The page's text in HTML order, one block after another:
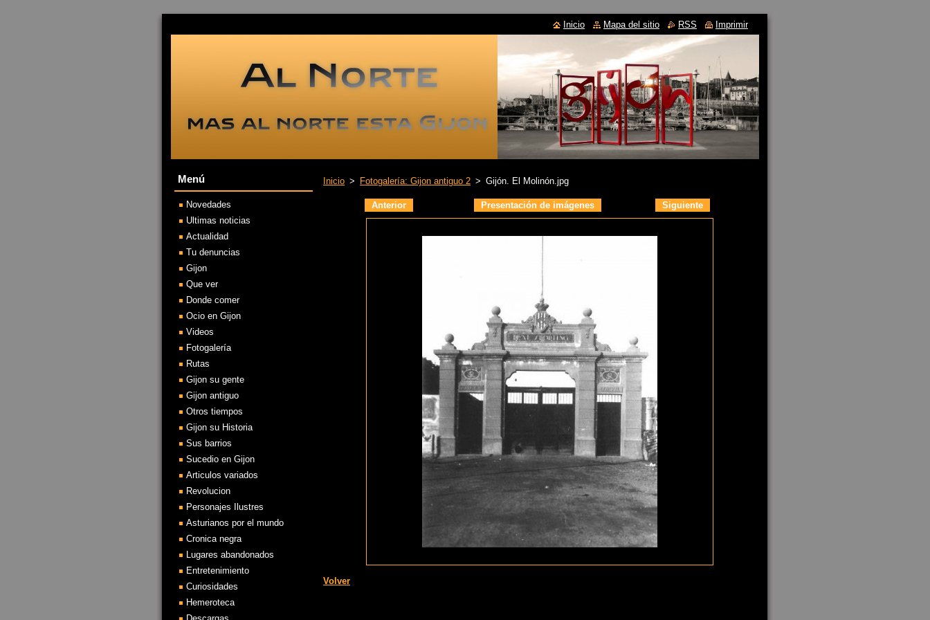
Inicio > Fotogalería: Gijon antiguo 2 > Gijón. El Molinón.jpg
Anterior Presentación de imágenes Siguiente
Volver
Menú
Novedades
Ultimas noticias
Actualidad
Tu denuncias
Gijon
Que ver
Donde comer
Ocio en Gijon
Videos
Fotogalería
Rutas
Gijon su gente
Gijon antiguo
Otros tiempos
Gijon su Historia
Sus barrios
Sucedio en Gijon
Articulos variados
Revolucion
Personajes Ilustres
Asturianos por el mundo
Cronica negra
Lugares abandonados
Entretenimiento
Curiosidades
Hemeroteca
Inicio Mapa del sitio RSS Imprimir